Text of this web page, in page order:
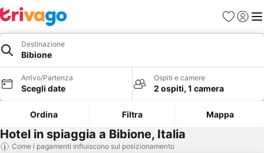
PreferitiAccedi
Destinazione
Bibione
Arrivo/Partenza
Scegli date
Ospiti e camere
2 ospiti, 1 camera
Ordina Filtra Mappa
Hotel in spiaggia a Bibione, Italia
Come i pagamenti influiscono sul posizionamento